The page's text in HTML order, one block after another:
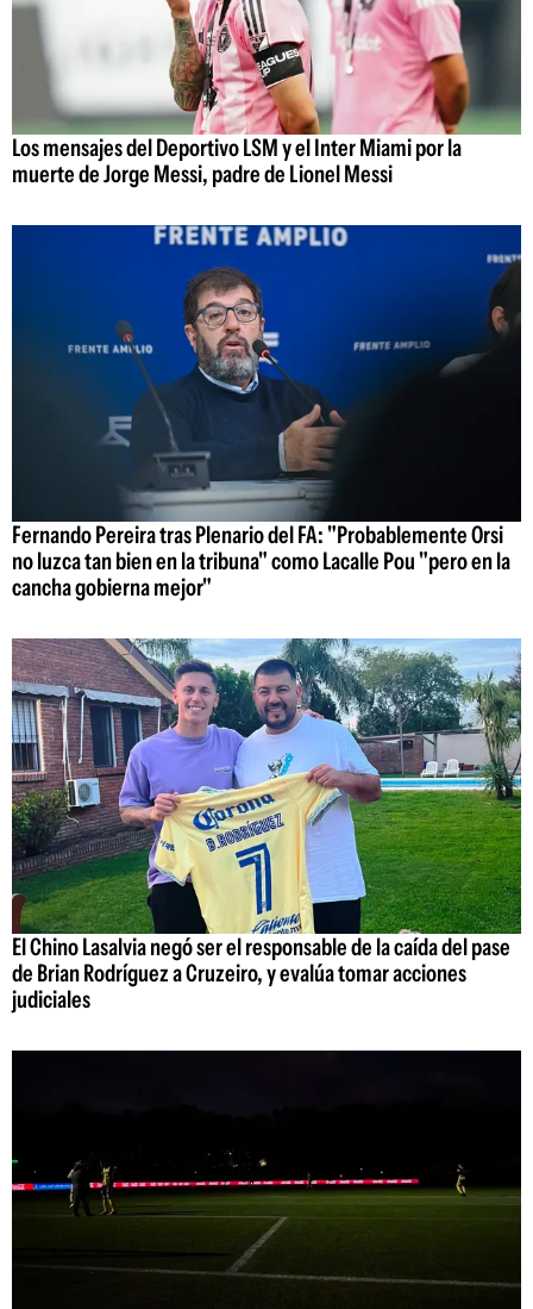
Los mensajes del Deportivo LSM y el Inter Miami por la
muerte de Jorge Messi, padre de Lionel Messi
Fernando Pereira tras Plenario del FA: "Probablemente Orsi
no luzca tan bien en la tribuna" como Lacalle Pou "pero en la
cancha gobierna mejor"
El Chino Lasalvia negó ser el responsable de la caída del pase
de Brian Rodríguez a Cruzeiro, y evalúa tomar acciones
judiciales